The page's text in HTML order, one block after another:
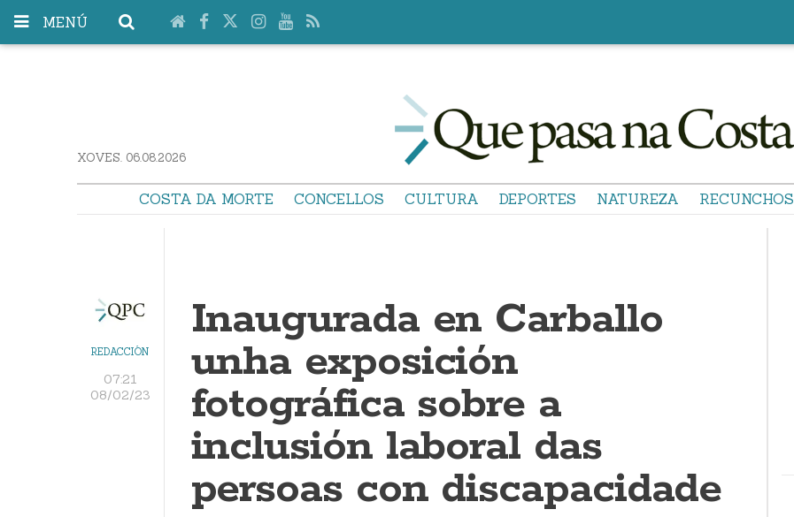
MENÚ
XOVES. 06.08.2026
COSTA DA MORTE CONCELLOS CULTURA DEPORTES NATUREZA RECUNCHOS
REDACCIÓN
07:21
08/02/23
Inaugurada en Carballo
unha exposición
fotográfica sobre a
inclusión laboral das
persoas con discapacidade